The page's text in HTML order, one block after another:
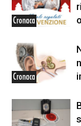
Cronaca
Cronaca